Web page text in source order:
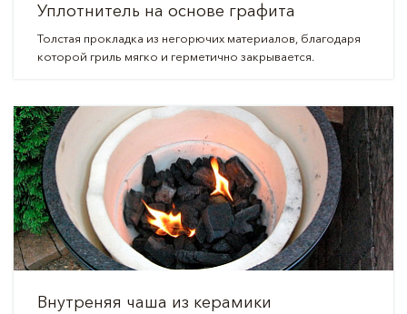
Уплотнитель на основе графита
Толстая прокладка из негорючих материалов, благодаря
которой гриль мягко и герметично закрывается.
Внутреняя чаша из керамики